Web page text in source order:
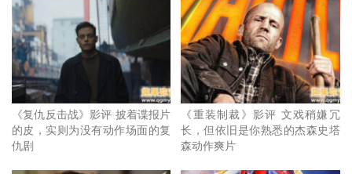
《复仇反击战》影评 披着谍报片
的皮，实则为没有动作场面的复
仇剧
《重装制裁》影评 文戏稍嫌冗
长，但依旧是你熟悉的杰森史塔
森动作爽片